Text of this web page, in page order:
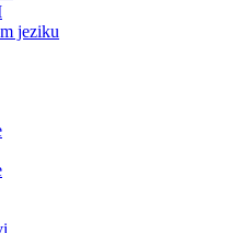
jeziku